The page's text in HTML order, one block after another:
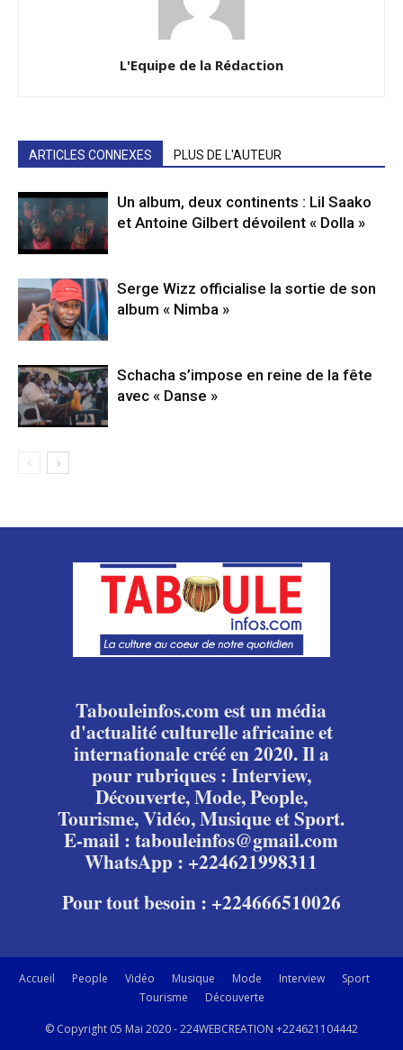
L'Equipe de la Rédaction
ARTICLES CONNEXES PLUS DE L'AUTEUR
Un album, deux continents : Lil Saako
et Antoine Gilbert dévoilent « Dolla »
Serge Wizz officialise la sortie de son
album « Nimba »
Schacha s’impose en reine de la fête
avec « Danse »
Tabouleinfos.com est un média
d'actualité culturelle africaine et
internationale créé en 2020. Il a
pour rubriques : Interview,
Découverte, Mode, People,
Tourisme, Vidéo, Musique et Sport.
E-mail : tabouleinfos@gmail.com
WhatsApp : +224621998311
Pour tout besoin : +224666510026
Accueil People Vidéo Musique Mode Interview
Sport
Tourisme
Découverte
© Copyright 05 Mai 2020 - 224WEBCREATION +224621104442